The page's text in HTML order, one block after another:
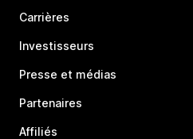
Carrières
Investisseurs
Presse et médias
Partenaires
Affiliés